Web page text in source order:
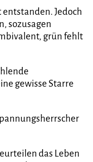
entstanden. Jedoch
sozusagen
grün fehlt
gewisse Starre
das Leben